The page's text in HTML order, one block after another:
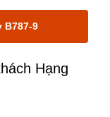
B787-9
Hạng